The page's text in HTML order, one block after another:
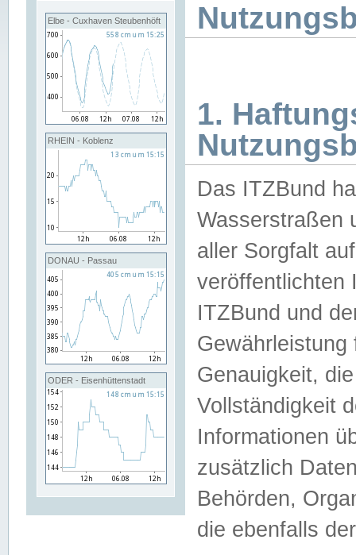
Elbe - Cuxhaven Steubenhöft
RHEIN - Koblenz
DONAU - Passau
ODER - Eisenhüttenstadt
1.
Das ITZBund
Wasserstraßen
aller Sorgfalt
veröffentlichten
ITZBund und
Genauigkeit,
Vollständigkeit
Informationen
zusätzlich
Behörden,
die ebenfalls